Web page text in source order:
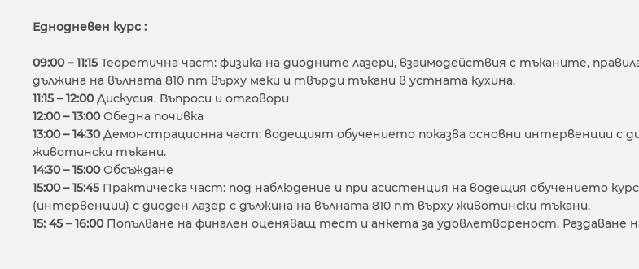
Еднодневен курс :
09:00 – 11:15 Теоретична част: физика на диодните лазери, взаимодействия с тъканите,
дължина на вълната 810 nm върху меки и твърди тъкани в устната кухина.
11:15 – 12:00Дискусия. Въпроси и отговори
12:00 – 13:00Обедна почивка
13:00 – 14:30Демонстрационна част: водещият обучението показва основни интервенции с
животински тъкани.
14:30 – 15:00Обсъждане
15:00 – 15:45 Практическа част: под наблюдение и при асистенция на водещия обучението
(интервенции) с диоден лазер с дължина на вълната 810 nm върху животински тъкани.
15: 45 – 16:00Попълване на финален оценяващ тест и анкета за удовлетвореност. Раздаване